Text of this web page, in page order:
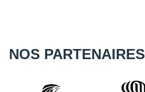
NOS PARTENAIRES